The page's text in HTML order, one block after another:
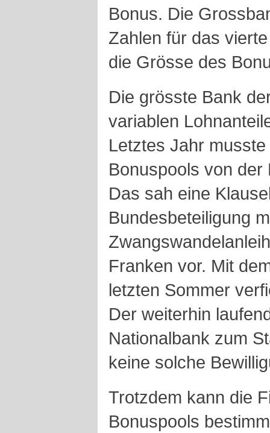
Bonus. Die
Zahlen für das
die Grösse des
Die grösste Bank
variablen
Letztes Jahr
Bonuspools von der
Das sah eine
Bundesbeteiligung
Franken vor. Mit
letzten Sommer
Der weiterhin
Nationalbank zum
keine solche
Trotzdem kann die
Bonuspools